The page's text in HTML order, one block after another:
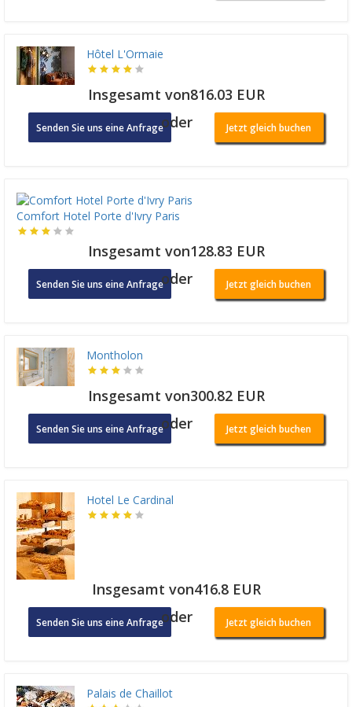
Hôtel L'Ormaie
Insgesamt von816.03 EUR
Senden Sie uns eine Anfrageoder Jetzt gleich buchen
Comfort Hotel Porte d'Ivry Paris
Insgesamt von128.83 EUR
Senden Sie uns eine Anfrageoder Jetzt gleich buchen
Montholon
Insgesamt von300.82 EUR
Senden Sie uns eine Anfrageoder Jetzt gleich buchen
Hotel Le Cardinal
Insgesamt von416.8 EUR
Senden Sie uns eine Anfrageoder Jetzt gleich buchen
Palais de Chaillot